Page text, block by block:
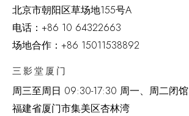
北京市朝阳区草场地155号A
电话： +86 10 64322663
场地合作：+86 15011538892
三影堂厦门
周三至周日 09:30-17:30 周一、周二闭馆
福建省厦门市集美区杏林湾